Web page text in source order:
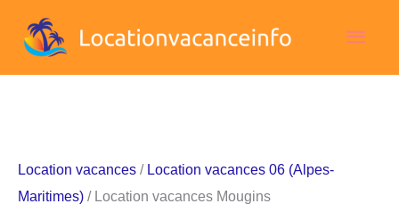
Location vacances / Location vacances 06 (Alpes-
Maritimes) / Location vacances Mougins